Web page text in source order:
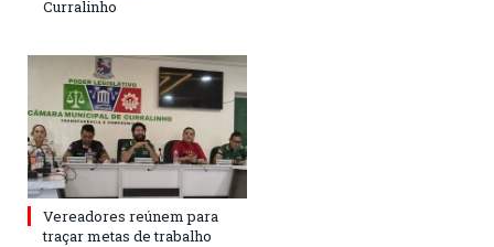
Curralinho
Vereadores reúnem para
traçar metas de trabalho